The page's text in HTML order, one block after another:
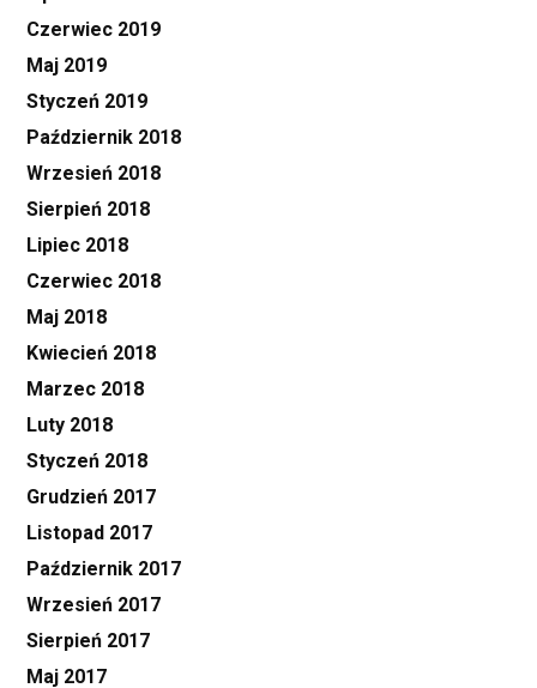
Czerwiec 2019
Maj 2019
Styczeń 2019
Październik 2018
Wrzesień 2018
Sierpień 2018
Lipiec 2018
Czerwiec 2018
Maj 2018
Kwiecień 2018
Marzec 2018
Luty 2018
Styczeń 2018
Grudzień 2017
Listopad 2017
Październik 2017
Wrzesień 2017
Sierpień 2017
Maj 2017